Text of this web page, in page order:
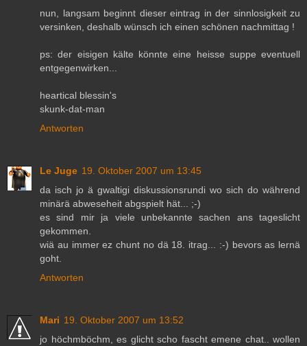
nun, langsam beginnt dieser eintrag in der sinnlosigkeit zu
versinken, deshalb wünsch ich einen schönen nachmittag !
ps: der eisigen kälte könnte eine heisse suppe eventuell
entgegenwirken...
heartical blessin's
skunk-dat-man
Antworten
Le Juge 19. Oktober 2007 um 13:45
da isch jo ä gwaltigi diskussionsrundi wo sich do während
minärä abweseheit abgspielt hät... ;-)
es sind mir ja viele unbekannte sachen ans tageslicht
gekommen.
wiä au immer ez chunt no dä 18. itrag... :-) bevors as lernä
goht.
Antworten
Mari 19. Oktober 2007 um 13:52
jo höchmböchm, es glicht scho fascht emene chat.. wollen